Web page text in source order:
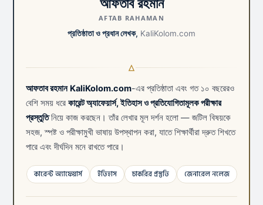
AFTAB RAHAMAN
প্রতিষ্ঠাতা ও প্রধান লেখক, KaliKolom.com
আফতাব রহমান KaliKolom.com-এর প্রতিষ্ঠাতা এবং গত ১০ বছরেরও
বেশি সময় ধরে কারেন্ট অ্যাফেয়ার্স, ইতিহাস ও প্রতিযোগিতামূলক পরীক্ষার
প্রস্তুতিনিয়ে কাজ করছেন। তাঁর লেখার মূল দর্শন হলো — জটিল বিষয়কে
সহজ, স্পষ্ট ও পরীক্ষামুখী ভাষায় উপস্থাপন করা, যাতে শিক্ষার্থীরা দ্রুত শিখতে
পারে এবং দীর্ঘদিন মনে রাখতে পারে।
কারেন্ট অ্যাফেয়ার্স ইতিহাস চাকরির প্রস্তুতি জেনারেল নলেজ